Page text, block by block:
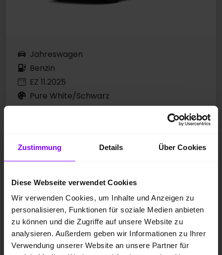
Zustimmung Details Über Cookies
Diese Webseite verwendet Cookies
Wir verwenden Cookies, um Inhalte und Anzeigen zu
personalisieren, Funktionen für soziale Medien anbieten
zu können und die Zugriffe auf unsere Website zu
analysieren. Außerdem geben wir Informationen zu Ihrer
Verwendung unserer Website an unsere Partner für
Jahreswagen
Benzin
EZ 11.2025
Pure White/Schwarz
4.741 km
VIRTUAL COCKPIT
Preis inkl. MwSt.
24.977,00 EUR